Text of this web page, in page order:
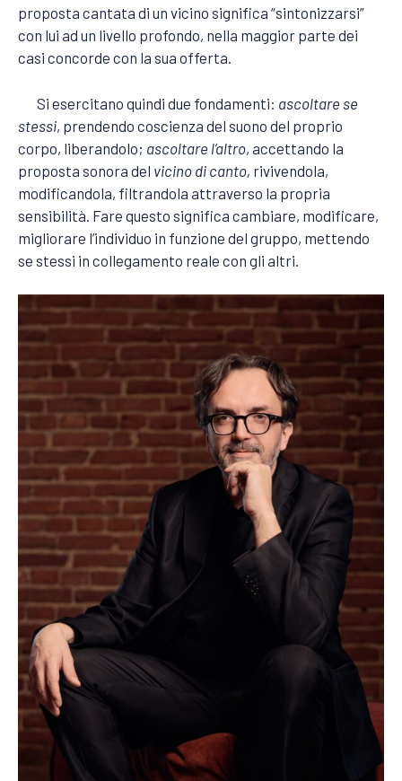
proposta cantata di un vicino significa “sintonizzarsi”
con lui ad un livello profondo, nella maggior parte dei
casi concorde con la sua offerta.
Si esercitano quindi due fondamenti: ascoltare se
stessi, prendendo coscienza del suono del proprio
corpo, liberandolo; ascoltare l’altro, accettando la
proposta sonora del vicino di canto, rivivendola,
modificandola, filtrandola attraverso la propria
sensibilità. Fare questo significa cambiare, modificare,
migliorare l’individuo in funzione del gruppo, mettendo
se stessi in collegamento reale con gli altri.